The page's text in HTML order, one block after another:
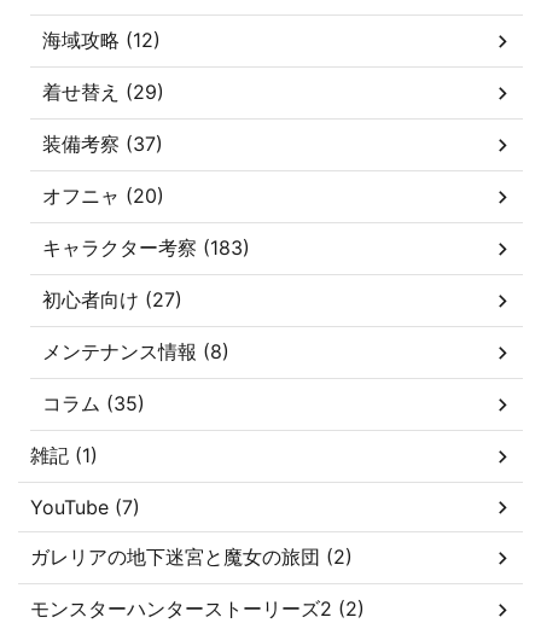
海域攻略 (12)
着せ替え (29)
装備考察 (37)
オフニャ (20)
キャラクター考察 (183)
初心者向け (27)
メンテナンス情報 (8)
コラム (35)
雑記 (1)
YouTube (7)
ガレリアの地下迷宮と魔女の旅団 (2)
モンスターハンターストーリーズ2 (2)